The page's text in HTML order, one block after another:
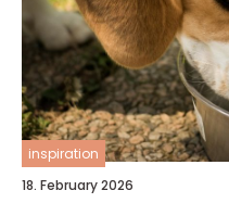
inspiration
18. February 2026